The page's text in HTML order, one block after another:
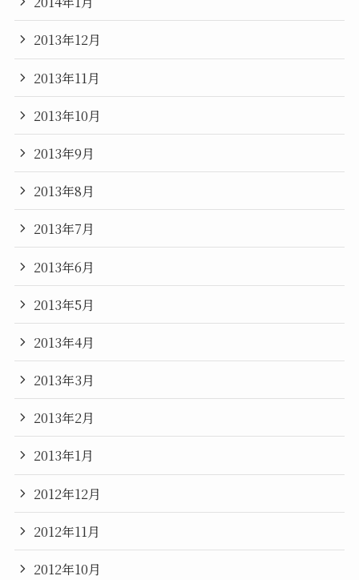
2013年12月
2013年11月
2013年10月
2013年9月
2013年8月
2013年7月
2013年6月
2013年5月
2013年4月
2013年3月
2013年2月
2013年1月
2012年12月
2012年11月
2012年10月